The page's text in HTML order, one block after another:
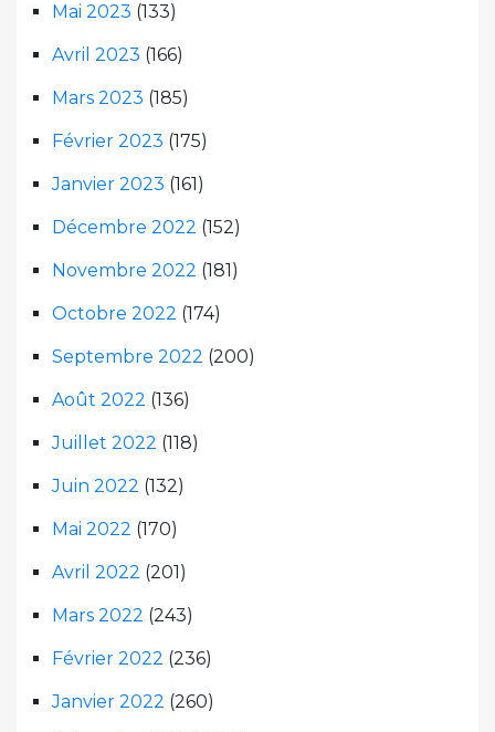
Mai 2023 (133)
Avril 2023 (166)
Mars 2023 (185)
Février 2023 (175)
Janvier 2023 (161)
Décembre 2022 (152)
Novembre 2022 (181)
Octobre 2022 (174)
Septembre 2022 (200)
Août 2022 (136)
Juillet 2022 (118)
Juin 2022 (132)
Mai 2022 (170)
Avril 2022 (201)
Mars 2022 (243)
Février 2022 (236)
Janvier 2022 (260)